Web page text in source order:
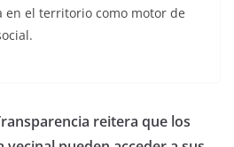
en el territorio como motor de
reitera que los